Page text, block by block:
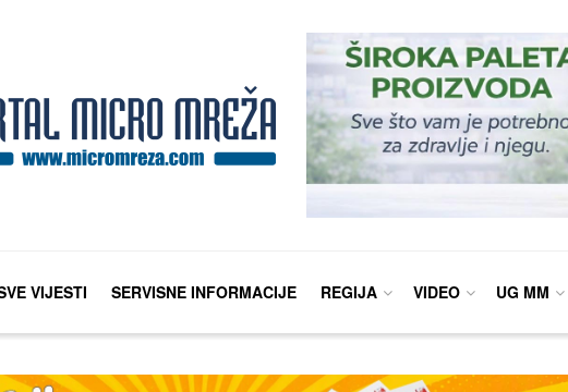
VIJESTI SERVISNE INFORMACIJE REGIJA VIDEO UG MM